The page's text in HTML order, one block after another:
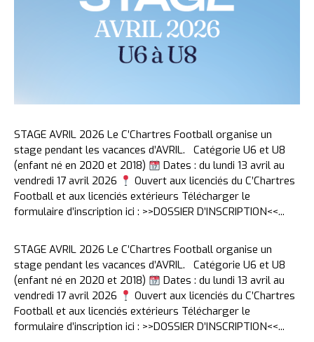
STAGE AVRIL 2026 Le C’Chartres Football organise un
stage pendant les vacances d’AVRIL. Catégorie U6 et U8
(enfant né en 2020 et 2018)
Dates : du lundi 13 avril au
vendredi 17 avril 2026
Ouvert aux licenciés du C’Chartres
Football et aux licenciés extérieurs Télécharger le
formulaire d’inscription ici : >>DOSSIER D’INSCRIPTION<<...
STAGE AVRIL 2026 Le C’Chartres Football organise un
stage pendant les vacances d’AVRIL. Catégorie U6 et U8
(enfant né en 2020 et 2018)
Dates : du lundi 13 avril au
vendredi 17 avril 2026
Ouvert aux licenciés du C’Chartres
Football et aux licenciés extérieurs Télécharger le
formulaire d’inscription ici : >>DOSSIER D’INSCRIPTION<<...